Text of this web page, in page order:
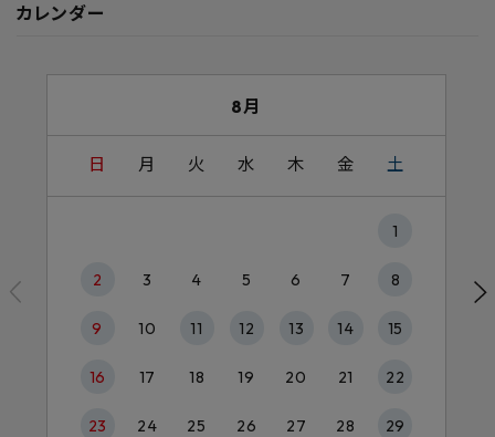
カレンダー
8月
日 月 火 水 木 金 土
1
2 3 4 5 6 7 8
9 10 11 12 13 14 15
16 17 18 19 20 21 22
23 24 25 26 27 28 29